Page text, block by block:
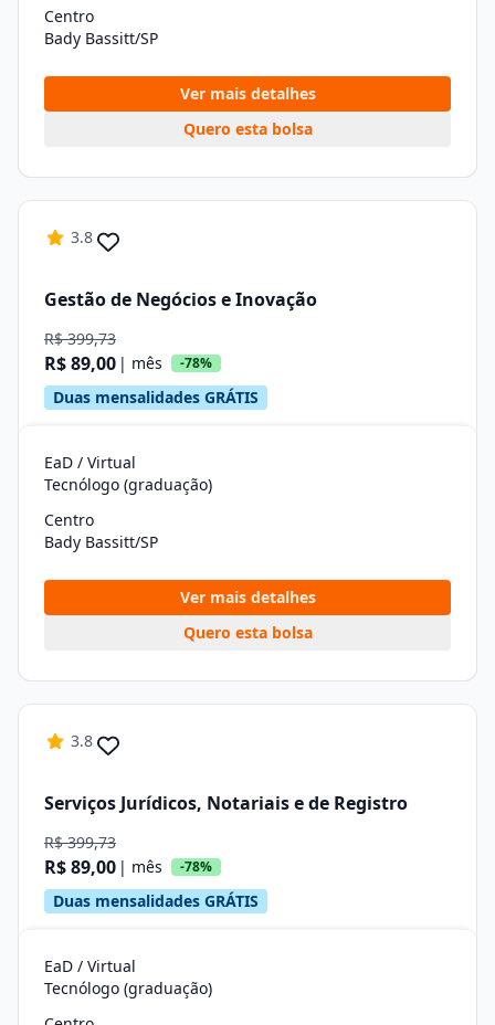
Centro
Bady Bassitt/SP
Ver mais detalhes
Quero esta bolsa
3.8
Gestão de Negócios e Inovação
R$ 399,73
R$ 89,00 | mês -78%
Duas mensalidades GRÁTIS
EaD / Virtual
Tecnólogo (graduação)
Centro
Bady Bassitt/SP
Ver mais detalhes
Quero esta bolsa
3.8
Serviços Jurídicos, Notariais e de Registro
R$ 399,73
R$ 89,00 | mês -78%
Duas mensalidades GRÁTIS
EaD / Virtual
Tecnólogo (graduação)